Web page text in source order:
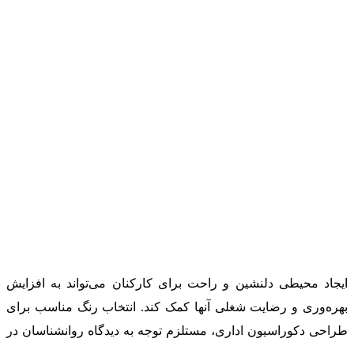
ایجاد محیطی دلنشین و راحت برای کارکنان می‌تواند به افزایش
بهره‌وری و رضایت شغلی آنها کمک کند. انتخاب رنگ مناسب برای
طراحی دکوراسیون اداری، مستلزم توجه به دیدگاه روانشناسان در